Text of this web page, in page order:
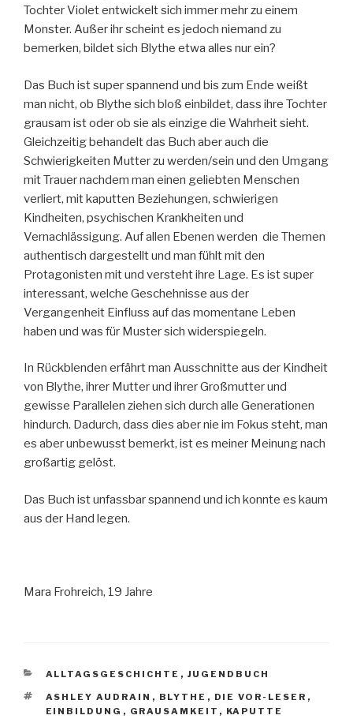
Tochter Violet entwickelt sich immer mehr zu einem
Monster. Außer ihr scheint es jedoch niemand zu
bemerken, bildet sich Blythe etwa alles nur ein?
Das Buch ist super spannend und bis zum Ende weißt
man nicht, ob Blythe sich bloß einbildet, dass ihre Tochter
grausam ist oder ob sie als einzige die Wahrheit sieht.
Gleichzeitig behandelt das Buch aber auch die
Schwierigkeiten Mutter zu werden/sein und den Umgang
mit Trauer nachdem man einen geliebten Menschen
verliert, mit kaputten Beziehungen, schwierigen
Kindheiten, psychischen Krankheiten und
Vernachlässigung. Auf allen Ebenen werden die Themen
authentisch dargestellt und man fühlt mit den
Protagonisten mit und versteht ihre Lage. Es ist super
interessant, welche Geschehnisse aus der
Vergangenheit Einfluss auf das momentane Leben
haben und was für Muster sich widerspiegeln.
In Rückblenden erfährt man Ausschnitte aus der Kindheit
von Blythe, ihrer Mutter und ihrer Großmutter und
gewisse Parallelen ziehen sich durch alle Generationen
hindurch. Dadurch, dass dies aber nie im Fokus steht, man
es aber unbewusst bemerkt, ist es meiner Meinung nach
großartig gelöst.
Das Buch ist unfassbar spannend und ich konnte es kaum
aus der Hand legen.
Mara Frohreich, 19 Jahre
KATEGORIEN
ALLTAGSGESCHICHTE , JUGENDBUCH
SCHLAGWÖRTER
ASHLEY AUDRAIN , BLYTHE , DIE VOR-LESER ,
EINBILDUNG , GRAUSAMKEIT , KAPUTTE